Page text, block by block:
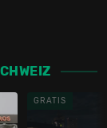
GRATIS